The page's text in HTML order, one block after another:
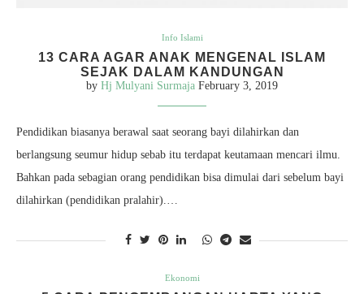
Info Islami
13 CARA AGAR ANAK MENGENAL ISLAM
SEJAK DALAM KANDUNGAN
by Hj Mulyani Surmaja February 3, 2019
Pendidikan biasanya berawal saat seorang bayi dilahirkan dan
berlangsung seumur hidup sebab itu terdapat keutamaan mencari ilmu.
Bahkan pada sebagian orang pendidikan bisa dimulai dari sebelum bayi
dilahirkan (pendidikan pralahir).…
Ekonomi